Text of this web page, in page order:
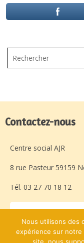
Contactez-nous
Centre social AJR
8 rue Pasteur 59159
Tél. 03 27 70 18 12
Laissez-nous un
Nous utilisons des
expérience sur